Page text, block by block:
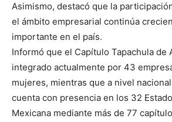
Asimismo, destacó que la
el ámbito empresarial continúa
importante en el país.
Informó que el Capítulo Tapachula de
integrado actualmente por 43
mujeres, mientras que a nivel
cuenta con presencia en los 32
Mexicana mediante más de 77